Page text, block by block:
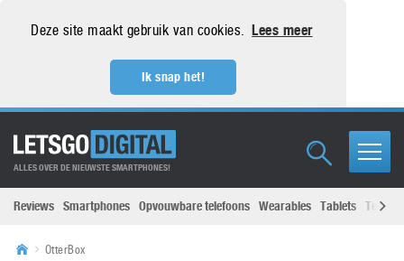
Deze site maakt gebruik van cookies. Lees meer
Ik snap het!
ALLES OVER DE NIEUWSTE SMARTPHONES!
Reviews Smartphones Opvouwbare telefoons Wearables Tablets
OtterBox